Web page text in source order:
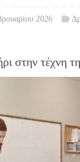
2026
στην τέχνη